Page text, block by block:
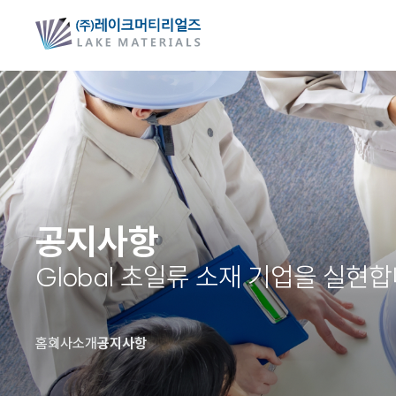
공지사항
Global 초일류 소재 기업을 실현
홈회사소개공지사항